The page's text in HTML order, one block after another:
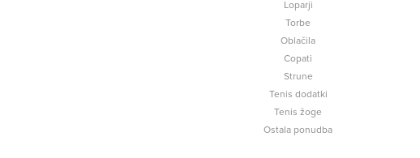
Loparji
Torbe
Oblačila
Copati
Strune
Tenis dodatki
Tenis žoge
Ostala ponudba